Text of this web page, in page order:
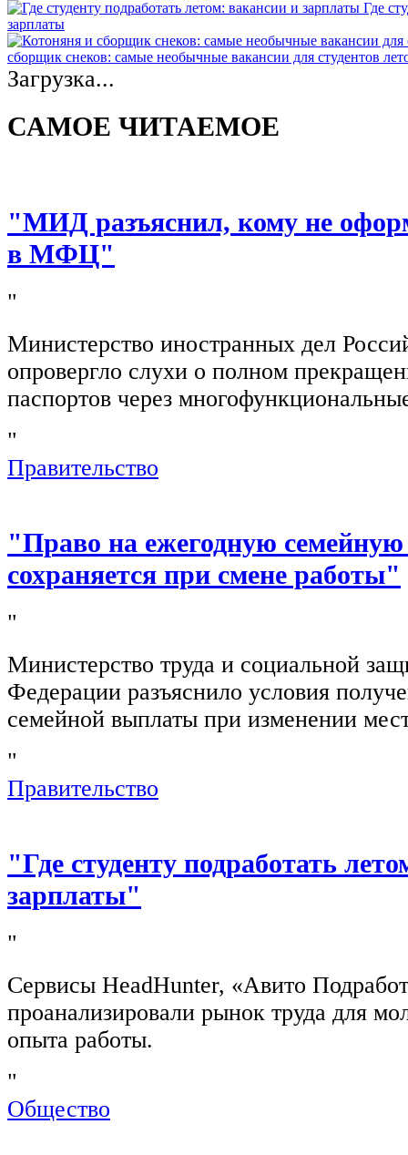
Где
зарплаты
сборщик снеков: самые необычные вакансии для студентов
Загрузка...
САМОЕ ЧИТАЕМОЕ
"МИД разъяснил, кому не
в МФЦ"
"
Министерство иностранных дел
опровергло слухи о полном
паспортов через
"
Правительство
"Право на ежегодную
сохраняется при смене работы"
"
Министерство труда и социальной
Федерации разъяснило условия
семейной выплаты при изменении
"
Правительство
"Где студенту подработать
зарплаты"
"
Сервисы HeadHunter, «Авито
проанализировали рынок труда для
опыта работы.
"
Общество